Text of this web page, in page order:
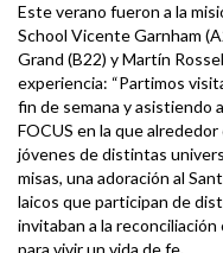
Este verano fueron a la
School Vicente Garnham
Grand (B22) y Martín
experiencia: “Partimos
fin de semana y asistiendo
FOCUS en la que
jóvenes de distintas
misas, una adoración al
laicos que participan de
invitaban a la